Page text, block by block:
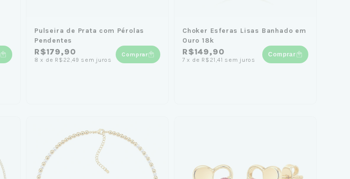
Pulseira de Prata com Pérolas
Pendentes
R$179,90
8 x de R$22,49 sem juros
Comprar
Choker Esferas Lisas Banhado em
Ouro 18k
R$149,90
7 x de R$21,41 sem juros
Comprar